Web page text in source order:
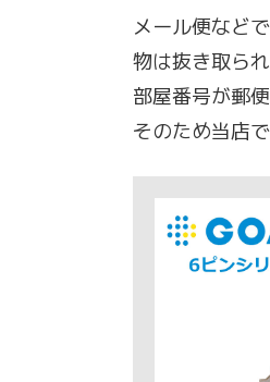
メール便など
物は抜き取ら
部屋番号が郵
そのため当店